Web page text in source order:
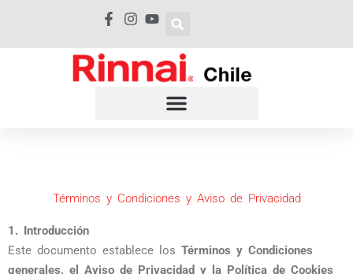
contenido
Términos y Condiciones y Aviso de Privacidad
1. Introducción
Este documento establece los Términos y Condiciones
generales, el Aviso de Privacidad y la Política de Cookies